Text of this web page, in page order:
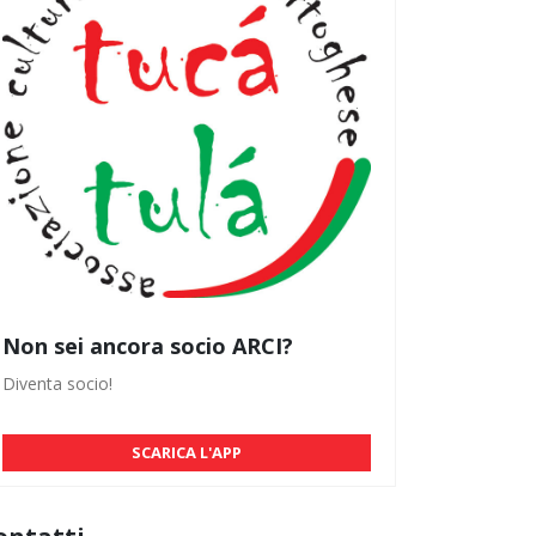
Non sei ancora socio ARCI?
Diventa socio!
SCARICA L'APP